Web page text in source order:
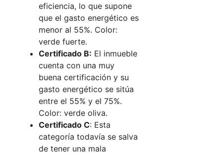
eficiencia, lo que supone
que el gasto energético es
menor al 55%. Color:
verde fuerte.
Certificado B: El inmueble
cuenta con una muy
buena certificación y su
gasto energético se sitúa
entre el 55% y el 75%.
Color: verde oliva.
Certificado C: Esta
categoría todavía se salva
de tener una mala